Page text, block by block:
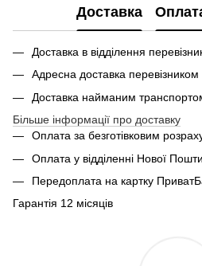
Доставка
Доставка в відділення
Адресна доставка перевізником
Доставка найманим
Більше інформації про доставку
Оплата за безготівковим
Оплата у відділенні Нової
Передоплата на картку
Гарантія 12 місяців